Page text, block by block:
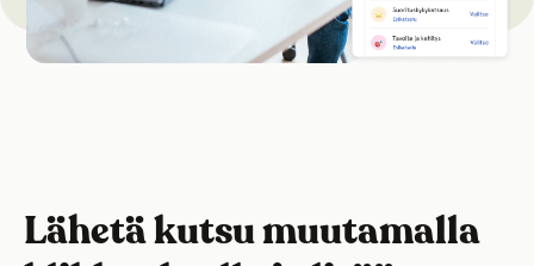
Lähetä kutsu muutamalla